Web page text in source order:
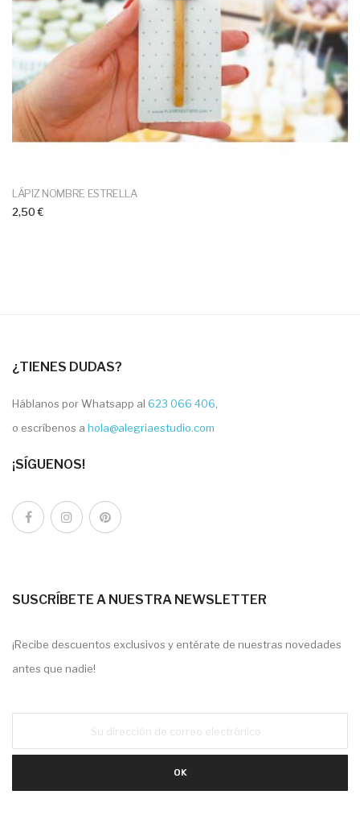
LÁPIZ NOMBRE ESTRELLA
2,50 €
¿TIENES DUDAS?
Háblanos por Whatsapp al 623 066 406
o escríbenos a hola@alegriaestudio.com
¡SÍGUENOS!
SUSCRÍBETE A NUESTRA NEWSLETTER
¡Recibe descuentos exclusivos y entérate de nuestras novedades
antes que nadie!